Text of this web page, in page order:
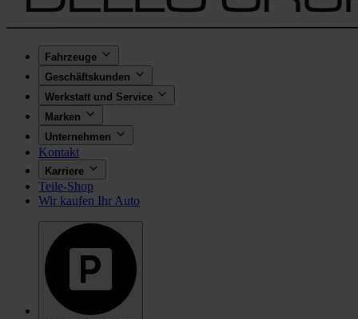
Fahrzeuge
Geschäftskunden
Werkstatt und Service
Marken
Unternehmen
Kontakt
Karriere
Teile-Shop
Wir kaufen Ihr Auto